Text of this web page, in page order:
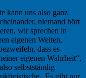
kann uns also ganz
niemand hört
wir sprechen in
eigenen Welten,
dass es
eigenen Wahrheit“,
selbstständig
„Es gibt nur